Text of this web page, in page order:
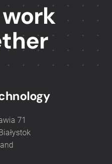
work
71